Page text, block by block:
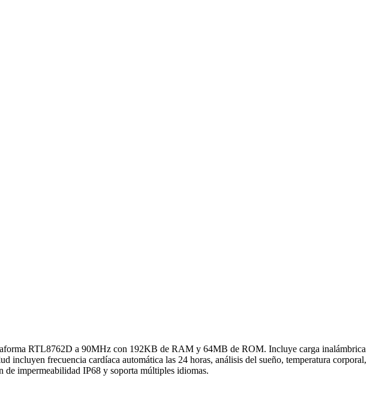
RTL8762D a 90MHz con 192KB de RAM y 64MB de ROM. Incluye carga inalámbrica
incluyen frecuencia cardíaca automática las 24 horas, análisis del sueño, temperatura corporal,
impermeabilidad IP68 y soporta múltiples idiomas.